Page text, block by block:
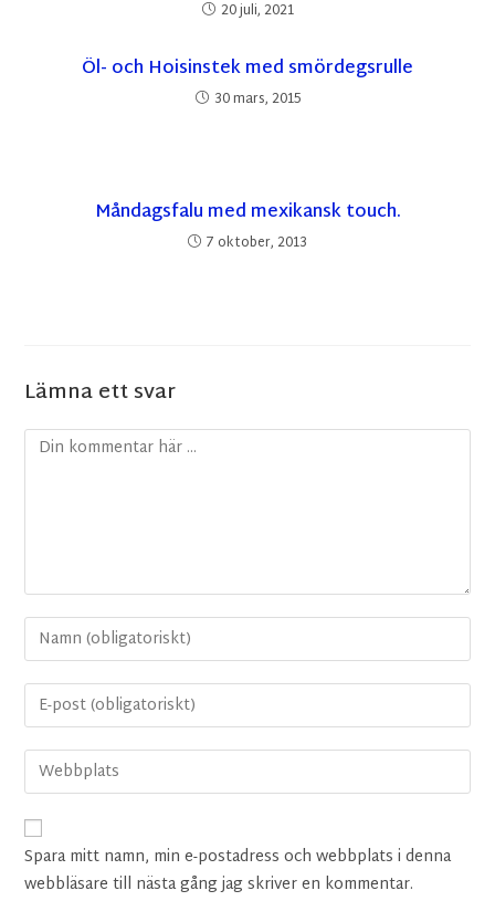
20 juli, 2021
Öl- och Hoisinstek med smördegsrulle
30 mars, 2015
Måndagsfalu med mexikansk touch.
7 oktober, 2013
Lämna ett svar
Spara mitt namn, min e-postadress och webbplats i denna
webbläsare till nästa gång jag skriver en kommentar.